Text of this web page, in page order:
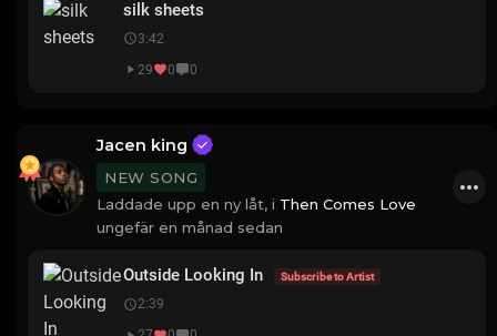
silk sheets
3:42
29
0 0
Jacen king
NEW SONG
Laddade upp en ny låt, i Then Comes Love
ungefär en månad sedan
Outside Looking In Subscribe to Artist
2:39